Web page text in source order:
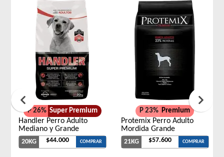
P 26% Super Premium
Handler Perro Adulto
Mediano y Grande
20KG $44.000 COMPRAR
P 23% Premium
Protemix Perro Adulto
Mordida Grande
21KG $57.600 COMPRAR